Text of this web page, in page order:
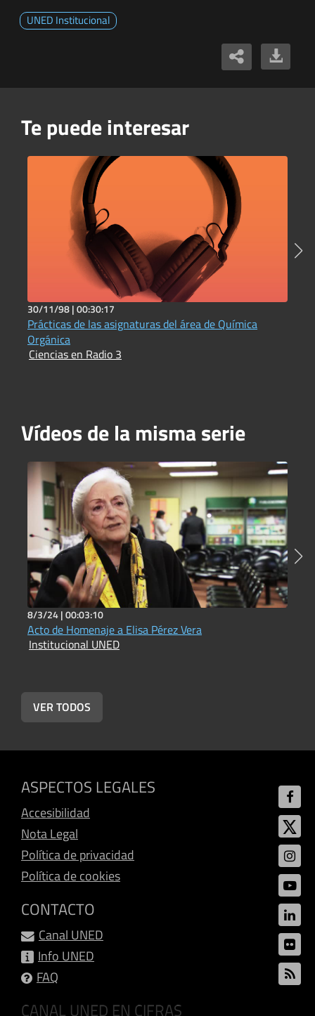
UNED Institucional
Te puede interesar
30/11/98 |00:30:17
Prácticas de las asignaturas del área de Química
Orgánica
Ciencias en Radio 3
Vídeos de la misma serie
8/3/24 |00:03:10
Acto de Homenaje a Elisa Pérez Vera
Institucional UNED
VER TODOS
ASPECTOS LEGALES
Accesibilidad
Nota Legal
Política de privacidad
Política de cookies
CONTACTO
Canal UNED
Info UNED
FAQ
CANAL UNED EN CIFRAS